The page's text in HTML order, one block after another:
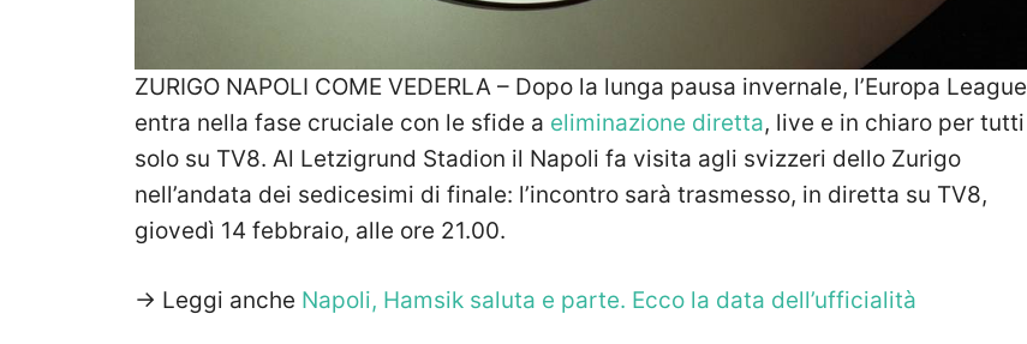
ZURIGO NAPOLI COME VEDERLA – Dopo la lunga pausa invernale, l’Europa League
entra nella fase cruciale con le sfide a eliminazione diretta, live e in chiaro per tutti
solo su TV8. Al Letzigrund Stadion il Napoli fa visita agli svizzeri dello Zurigo
nell’andata dei sedicesimi di finale: l’incontro sarà trasmesso, in diretta su TV8,
giovedì 14 febbraio, alle ore 21.00.
-> Leggi anche Napoli, Hamsik saluta e parte. Ecco la data dell’ufficialità